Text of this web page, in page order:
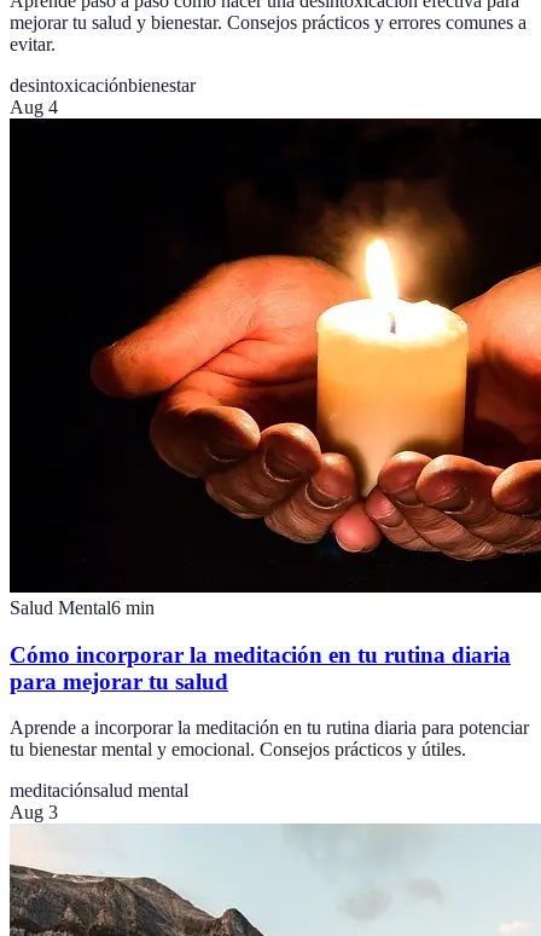
mejorar tu salud y bienestar. Consejos prácticos y errores comunes a
evitar.
desintoxicaciónbienestar
Aug 4
Salud Mental6 min
Cómo incorporar la meditación en tu rutina diaria
para mejorar tu salud
Aprende a incorporar la meditación en tu rutina diaria para potenciar
tu bienestar mental y emocional. Consejos prácticos y útiles.
meditaciónsalud mental
Aug 3